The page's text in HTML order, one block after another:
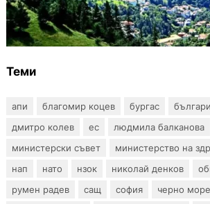
Полицията алармира за
фалшиви лечители и
Теми
апи благомир коцев бургас
дмитро колев
ес людмила балканова
министерски съвет
министерство на
нап
нато нзок николай денков
румен радев
сащ софия черно море